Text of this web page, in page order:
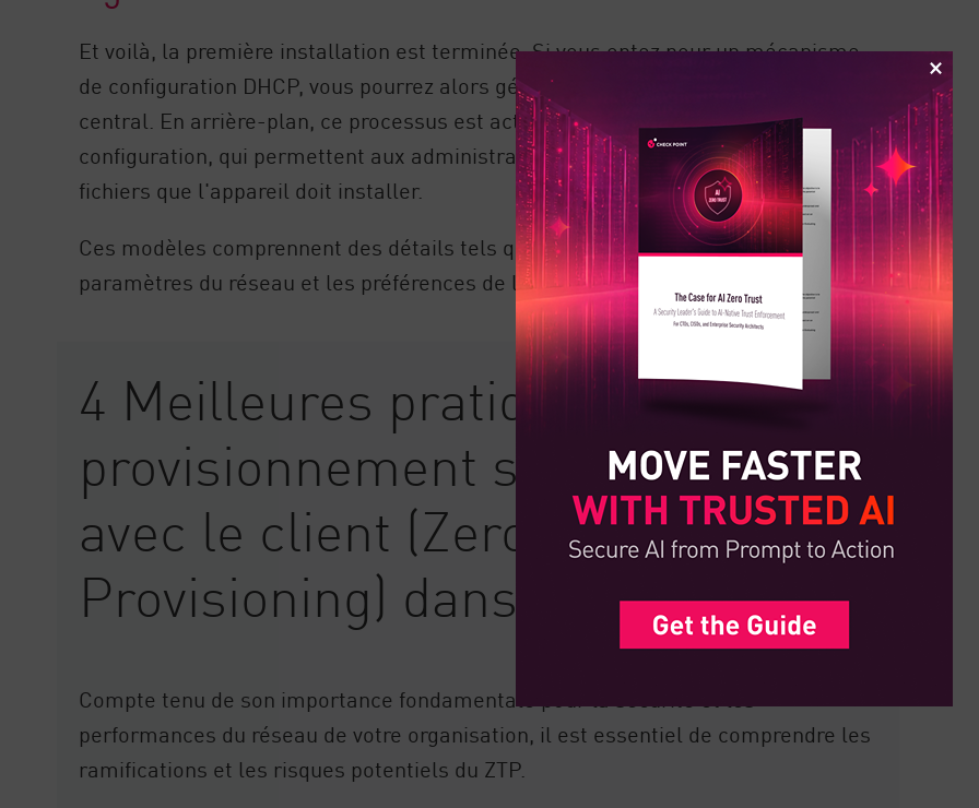
Et voilà, la première installation est terminée. Si vous optez pour un mécanisme
de configuration DHCP, vous pourrez alors gérer l'appareil à partir d'un portail
central. En arrière-plan, ce processus est activement soutenu par les profils de
configuration, qui permettent aux administrateurs informatiques de définir les
fichiers que l'appareil doit installer.
Ces modèles comprennent des détails tels que les configurations de sécurité, les
paramètres du réseau et les préférences de l'utilisateur.
4 Meilleures pratiques pour un
provisionnement sans contact
avec le client (Zero Touch
Provisioning) dans pare-feu
Compte tenu de son importance fondamentale pour la sécurité et les
performances du réseau de votre organisation, il est essentiel de comprendre les
ramifications et les risques potentiels du ZTP.